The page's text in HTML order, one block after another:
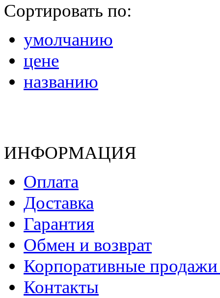
Сортировать по:
умолчанию
цене
названию
ИНФОРМАЦИЯ
Оплата
Доставка
Гарантия
Обмен и возврат
Корпоративные
Контакты